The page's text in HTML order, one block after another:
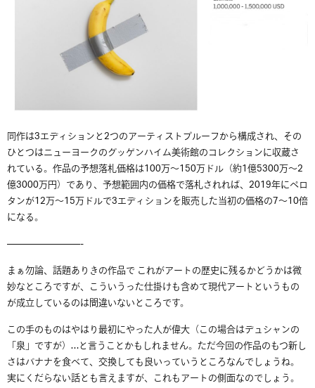
同作は3エディションと2つのアーティストプルーフから構成され、その
ひとつはニューヨークのグッゲンハイム美術館のコレクションに収蔵さ
れている。作品の予想落札価格は100万～150万ドル（約1億5300万〜2
億3000万円）であり、予想範囲内の価格で落札されれば、2019年にペロ
タンが12万～15万ドルで3エディションを販売した当初の価格の7～10倍
になる。
————————-
まぁ勿論、話題ありきの作品で これがアートの歴史に残るかどうかは微
妙なところですが、こういうった仕掛けも含めて現代アートというもの
が成立しているのは間違いないところです。
この手のものはやはり最初にやった人が偉大（この場合はデュシャンの
「泉」ですが）…と言うことかもしれません。ただ今回の作品のもつ新し
さはバナナを食べて、交換しても良いっていうところなんでしょうね。
実にくだらない話とも言えますが、これもアートの側面なのでしょう。